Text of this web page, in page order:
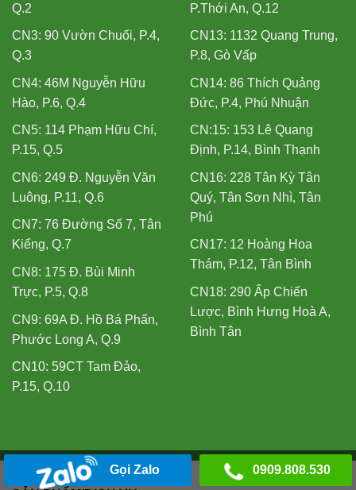
Q.2
CN3: 90 Vườn Chuối, P.4,
Q.3
CN4: 46M Nguyễn Hữu
Hào, P.6, Q.4
CN5: 114 Phạm Hữu Chí,
P.15, Q.5
CN6: 249 Đ. Nguyễn Văn
Luông, P.11, Q.6
CN7: 76 Đường Số 7, Tân
Kiểng, Q.7
CN8: 175 Đ. Bùi Minh
Trực, P.5, Q.8
CN9: 69A Đ. Hồ Bá Phấn,
Phước Long A, Q.9
CN10: 59CT Tam Đảo,
P.15, Q.10
P.Thới An, Q.12
CN13: 1132 Quang Trung,
P.8, Gò Vấp
CN14: 86 Thích Quảng
Đức, P.4, Phú Nhuận
CN:15: 153 Lê Quang
Định, P.14, Bình Thạnh
CN16: 228 Tân Kỳ Tân
Quý, Tân Sơn Nhì, Tân
Phú
CN17: 12 Hoàng Hoa
Thám, P.12, Tân Bình
CN18: 290 Ấp Chiến
Lược, Bình Hưng Hoà A,
Bình Tân
Gọi Zalo 0909.808.530